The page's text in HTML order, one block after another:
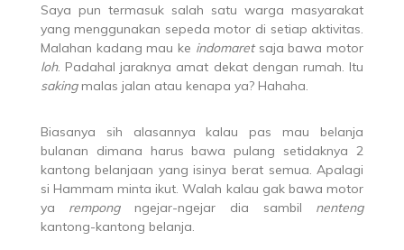
Saya pun termasuk salah satu warga masyarakat
yang menggunakan sepeda motor di setiap aktivitas.
Malahan kadang mau ke indomaretsaja bawa motor
loh. Padahal jaraknya amat dekat dengan rumah. Itu
sakingmalas jalan atau kenapa ya? Hahaha.
Biasanya sih alasannya kalau pas mau belanja
bulanan dimana harus bawa pulang setidaknya 2
kantong belanjaan yang isinya berat semua. Apalagi
si Hammam minta ikut. Walah kalau gak bawa motor
ya rempongngejar-ngejar dia sambil nenteng
kantong-kantong belanja.